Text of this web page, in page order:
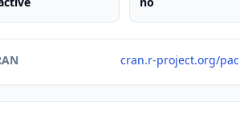
cran.r-project.org/